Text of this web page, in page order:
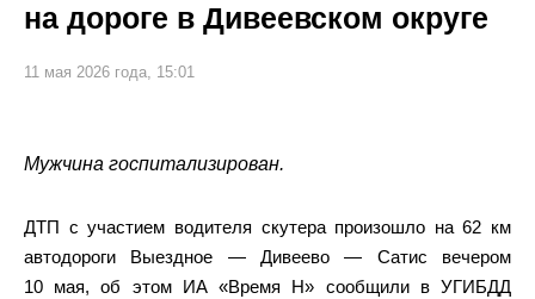
на дороге в Дивеевском округе
11 мая 2026 года, 15:01
Мужчина госпитализирован.
ДТП с участием водителя скутера произошло на 62 км
автодороги Выездное — Дивеево — Сатис вечером
10 мая, об этом ИА «Время Н» сообщили в УГИБДД